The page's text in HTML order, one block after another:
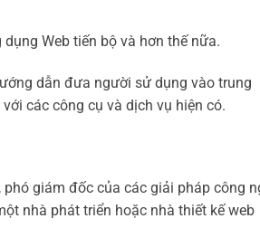
Web tiến bộ và hơn thế nữa.
dẫn đưa người sử dụng vào trung
các công cụ và dịch vụ hiện có.
giám đốc của các giải pháp công
nhà phát triển hoặc nhà thiết kế web